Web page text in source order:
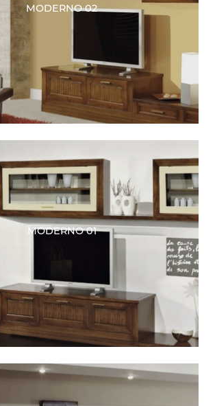
MODERNO 02
MODERNO 01